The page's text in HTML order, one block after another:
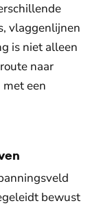
vlaggenlijnen
is niet alleen
naar
een
bewust